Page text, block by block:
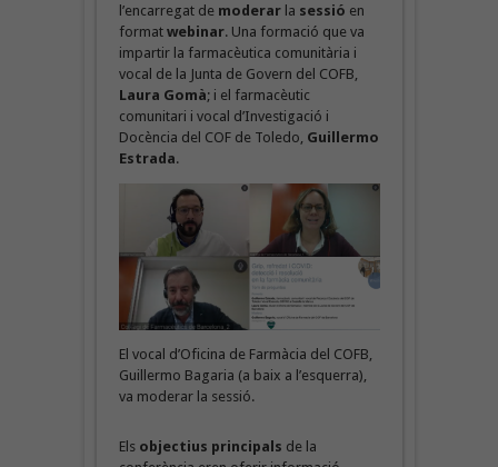
l’encarregat de moderarla sessió en
format webinar. Una formació que va
impartir la farmacèutica comunitària i
vocal de la Junta de Govern del COFB,
Laura Gomà; i el farmacèutic
comunitari i vocal d’Investigació i
Docència del COF de Toledo, Guillermo
Estrada.
El vocal d’Oficina de Farmàcia del COFB,
Guillermo Bagaria (a baix a l’esquerra),
va moderar la sessió.
Els objectius principals de la